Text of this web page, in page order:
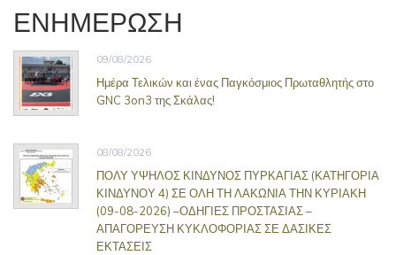
ΕΝΗΜΕΡΩΣΗ
09/08/2026
Ημέρα Τελικών και ένας Παγκόσμιος Πρωταθλητής στο
GNC 3on3 της Σκάλας!
08/08/2026
ΠΟΛΥ ΥΨΗΛΟΣ ΚΙΝΔΥΝΟΣ ΠΥΡΚΑΓΙΑΣ (ΚΑΤΗΓΟΡΙΑ
ΚΙΝΔΥΝΟΥ 4) ΣΕ ΟΛΗ ΤΗ ΛΑΚΩΝΙΑ ΤΗΝ ΚΥΡΙΑΚΗ
(09-08-2026) –ΟΔΗΓΙΕΣ ΠΡΟΣΤΑΣΙΑΣ –
ΑΠΑΓΟΡΕΥΣΗ ΚΥΚΛΟΦΟΡΙΑΣ ΣΕ ΔΑΣΙΚΕΣ
ΕΚΤΑΣΕΙΣ